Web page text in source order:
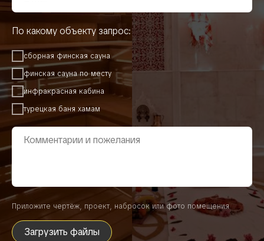
По какому объекту запрос:
сборная финская сауна
финская сауна по месту
инфракрасная кабина
турецкая баня хамам
Приложите чертёж, проект, набросок или фото помещения
Загрузить файлы